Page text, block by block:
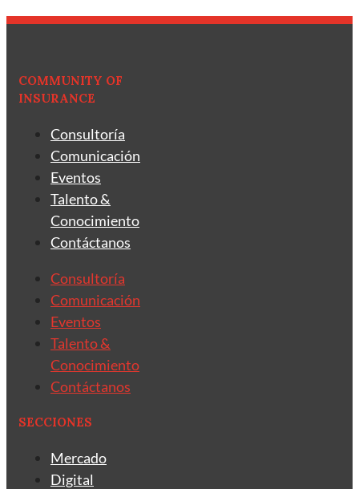
COMMUNITY OF
INSURANCE
Consultoría
Comunicación
Eventos
Talento &
Conocimiento
Contáctanos
Consultoría
Comunicación
Eventos
Talento &
Conocimiento
Contáctanos
SECCIONES
Mercado
Digital